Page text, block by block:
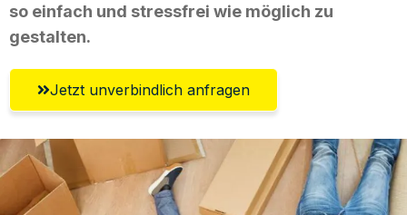
so einfach und stressfrei wie möglich zu
gestalten.
Jetzt unverbindlich anfragen